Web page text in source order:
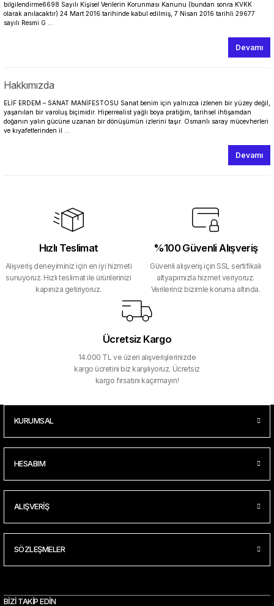
bilgilendirme6698 Sayılı Kişisel Verilerin Korunması Kanunu (bundan sonra KVKK
olarak anılacaktır) 24 Mart 2016 tarihinde kabul edilmiş, 7 Nisan 2016 tarihli 29677
sayılı Resmi G ...
Devamı
Hakkımızda
ELİF ERDEM – SANAT MANİFESTOSU Sanat benim için yalnızca izlenen bir yüzey değil,
yaşanılan bir varoluş biçimidir. Hiperrealist yağlı boya pratiğim, tarihsel ihtişamdan
doğanın yalın gücüne uzanan bir dönüşümün izlerini taşır. Osmanlı saray mücevherleri
ve kıyafetlerinden il ...
Devamı
Hızlı Teslimat
Alışveriş deneyiminiz için en iyi hizmeti
sunuyoruz. Hızlı teslimat ile ürünlerinizi
kapınıza getiriyoruz.
%100 Güvenli Alışveriş
Güvenli alışveriş için SSL sertifikalı
altyapımızla hizmet veriyoruz.
Verileriniz bizimle koruma altında.
Ücretsiz Kargo
14.000 TL ve üzeri alışverişlerinizde
kargo ücretini biz karşılıyoruz. Ücretsiz
kargo fırsatını kaçırmayın!
KURUMSAL
HESABIM
ALIŞVERİŞ
SÖZLEŞMELER
BİZİ TAKİP EDİN